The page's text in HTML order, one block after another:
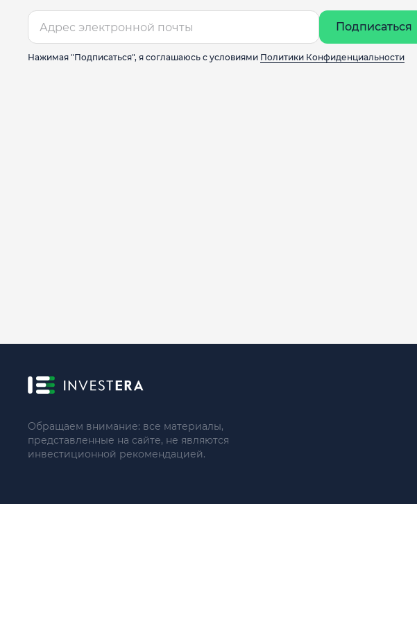
Подписаться
Нажимая "Подписаться", я соглашаюсь с условиями Политики Конфиденциальности
Обращаем внимание: все материалы,
представленные на сайте, не являются
инвестиционной рекомендацией.